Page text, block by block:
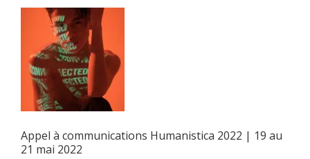
Appel à communications Humanistica 2022 | 19 au
21 mai 2022